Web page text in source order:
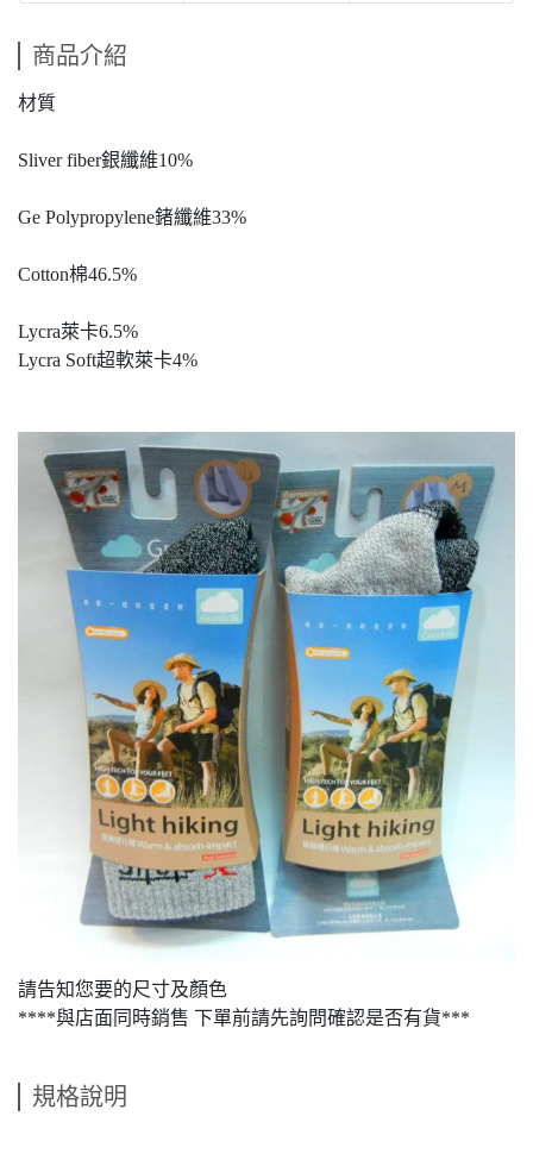
商品介紹
材質
Sliver fiber銀纖維10%
Ge Polypropylene鍺纖維33%
Cotton棉46.5%
Lycra萊卡6.5%
Lycra Soft超軟萊卡4%
請告知您要的尺寸及顏色
****與店面同時銷售 下單前請先詢問確認是否有貨***
規格說明